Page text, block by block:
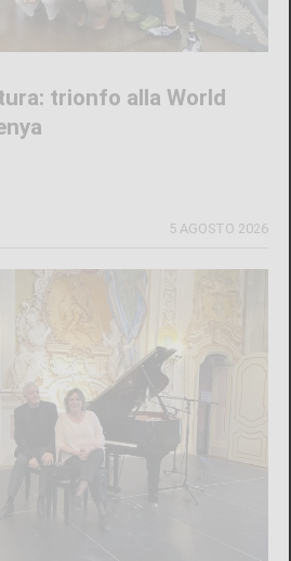
trionfo alla World
5 AGOSTO 2026